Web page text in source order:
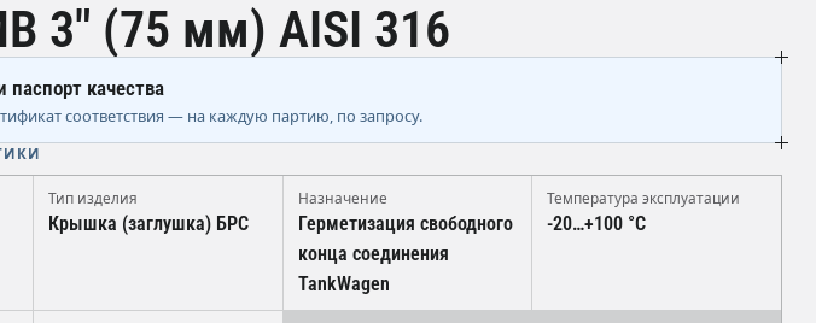
3" (75 мм) AISI 316
паспорт качества
соответствия — на каждую партию, по запросу.
Тип изделия
Крышка (заглушка) БРС
Назначение
Герметизация свободного
конца соединения
TankWagen
Температура эксплуатации
-20…+100 °C